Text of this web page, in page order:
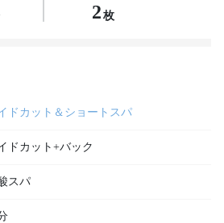
2 枚
ドカット＆ショートスパ
ドカット+バック
スパ